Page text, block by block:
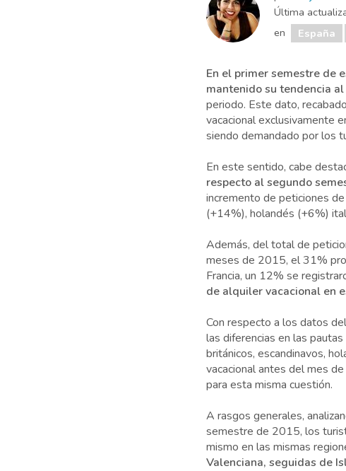
Última
en
España
En el primer semestre de
mantenido su tendencia al
periodo. Este dato,
vacacional exclusivamente
siendo demandado por los
En este sentido, cabe
respecto al segundo
incremento de peticiones
(+14%), holandés (+6%)
Además, del total de
meses de 2015, el 31%
Francia, un 12% se
de alquiler vacacional en
Con respecto a los datos
las diferencias en las
británicos, escandinavos,
vacacional antes del mes
para esta misma cuestión.
A rasgos generales,
semestre de 2015, los
mismo en las mismas
Valenciana, seguidas de